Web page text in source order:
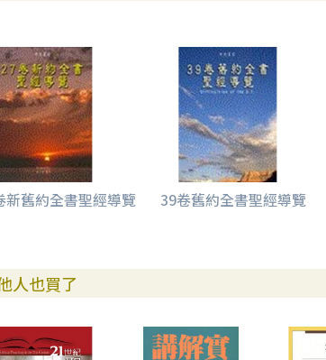
新舊約全書聖經導覽 39卷舊約全書聖經導覽
人也買了